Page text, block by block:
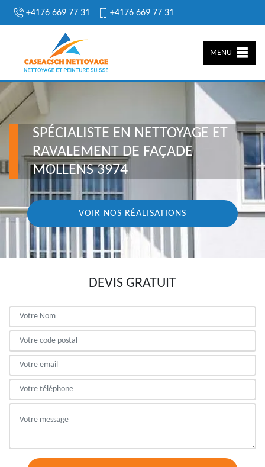
+4176 669 77 31 +4176 669 77 31
MENU
SPÉCIALISTE EN NETTOYAGE ET
RAVALEMENT DE FAÇADE
MOLLENS 3974
VOIR NOS RÉALISATIONS
DEVIS GRATUIT